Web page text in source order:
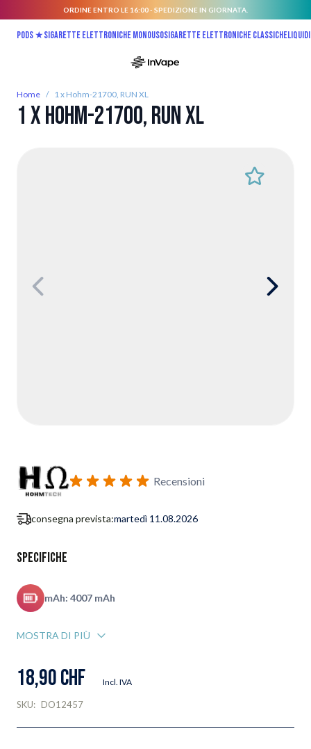
ORDINE ENTRO LE 16:00 - SPEDIZIONE IN GIORNATA.
Pods ★Sigarette elettroniche monousoSigarette elettroniche classiche
Home / 1 x Hohm-21700, RUN XL
1 x Hohm-21700, RUN XL
Recensioni
consegna prevista:martedì 11.08.2026
Specifiche
mAh: 4007 mAh
MOSTRA DI PIÙ
18,90 CHF Incl. IVA
SKU: DO12457